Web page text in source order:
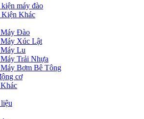
kiện máy đào
Kiện Khác
Đào
Xúc Lật
Lu
Trải Nhựa
Bơm Bê Tông
cơ